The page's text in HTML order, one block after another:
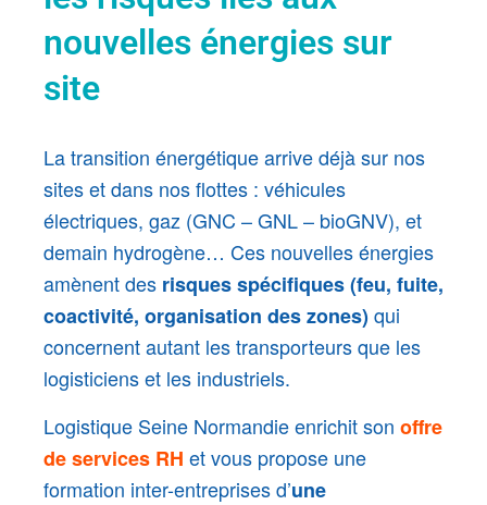
nouvelles énergies sur
site
La transition énergétique arrive déjà sur nos
sites et dans nos flottes : véhicules
électriques, gaz (GNC – GNL – bioGNV), et
demain hydrogène… Ces nouvelles énergies
amènent des risques spécifiques (feu, fuite,
coactivité, organisation des zones)qui
concernent autant les transporteurs que les
logisticiens et les industriels.
Logistique Seine Normandie enrichit son offre
de services RH et vous propose une
formation inter-entreprises d’une